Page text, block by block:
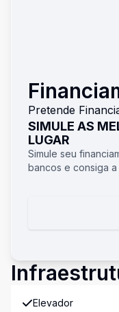
Pretende
SIMULE AS
LUGAR
Simule seu
bancos e consiga
Elevador